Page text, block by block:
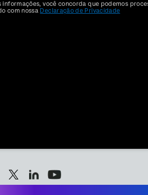
informações, você concorda que podemos
com nossa Declaração de Privacidade